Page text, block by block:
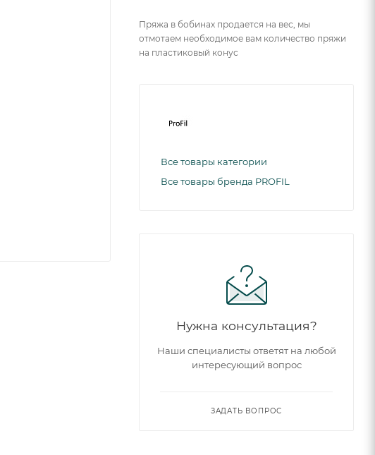
Пряжа в бобинах продается на вес, мы
отмотаем необходимое вам количество пряжи
на пластиковый конус
Все товары категории
Все товары бренда PROFIL
Нужна консультация?
Наши специалисты ответят на любой
интересующий вопрос
ЗАДАТЬ ВОПРОС